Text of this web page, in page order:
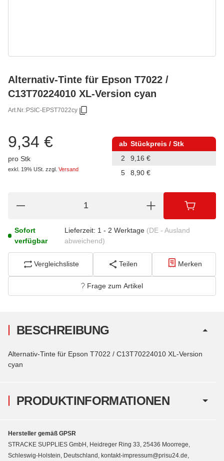
Alternativ-Tinte für Epson T7022 /
C13T70224010 XL-Version cyan
Art.Nr.:PSIC-EPST7022cy
9,34 €
pro Stk
exkl. 19% USt. zzgl. Versand
ab Stückpreis / Stk
2
9,16 €
5
8,90 €
Sofort
verfügbar
Lieferzeit: 1 - 2 Werktage (DE - Ausland
abweichend)
Vergleichsliste Teilen Merken
Frage zum Artikel
PRODUKTINFORMATIONEN
BESCHREIBUNG
Alternativ-Tinte für Epson T7022 / C13T70224010 XL-Version
cyan
Hersteller gemäß GPSR
STRACKE SUPPLIES GmbH, Heidreger Ring 33, 25436 Moorrege,
Schleswig-Holstein, Deutschland, kontakt-impressum@prisu24.de,